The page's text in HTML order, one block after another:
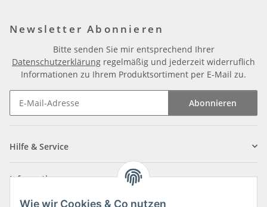
Wie wir Cookies & Co nutzen
Newsletter Abonnieren
Bitte senden Sie mir entsprechend Ihrer
Datenschutzerklärung regelmäßig und jederzeit widerruflich
Informationen zu Ihrem Produktsortiment per E-Mail zu.
Abonnieren
Hilfe & Service
Informationen